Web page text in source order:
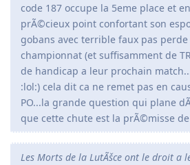
code 187 occupe la 5eme place et
prÃ©cieux point confortant son
gobans avec terrible faux pas
championnat (et suffisamment de
de handicap a leur prochain
:lol:) cela dit ca ne remet pas en
PO...la grande question qui plane
que cette chute est la prÃ©misse
Les Morts de la LutÃšce ont le droit